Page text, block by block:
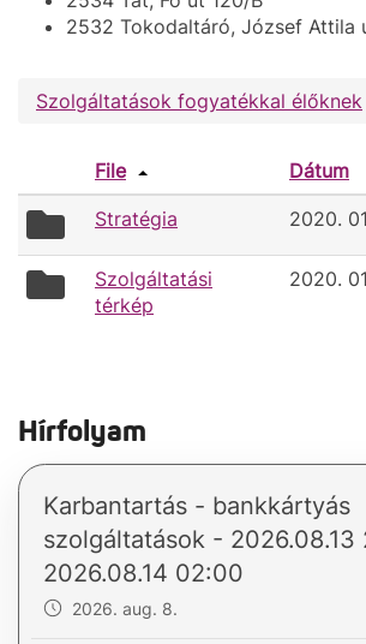
2532 Tokodaltáró, József Attila
Szolgáltatások fogyatékkal élőknek
File Dátum
folder
Stratégia 2020.
folder
icon
Szolgáltatási
térkép
2020.
Hírfolyam
Karbantartás - bankkártyás
szolgáltatások - 2026.08.13
2026.08.14 02:00
2026. aug. 8.